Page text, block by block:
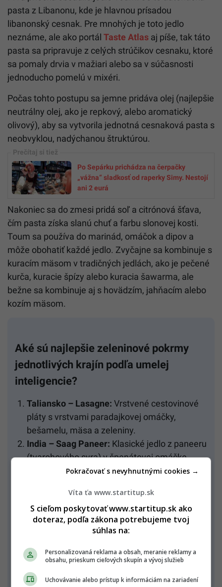
pasta z Libanonu, kde je hlavnou prísadou
libanonský cesnak. Pre mnohých je toto jedlo
neznáme, ale ako portál Taste Atlas aj píše, tak táto
pasta sa pripravuje z celých strúčikov cesnaku, ktoré
sa pomaly drvia v mažiari alebo sa v súčasnosti
jednoducho pomelú v mixéri.
Počas tohto postupu sa jemne pridáva olej (najlepšie
neutrálny olej, ako je repkový, alebo aromatický
olivový), aby sa vytvorila jednotná cesnaková pasta s
neobvyklou, nadýchanou štruktúrou.
Po Sepárku prichádza na čerpačky
„vážna“ sladkosť od raperky Simy. Nestojí
ani 2 eurá
Nakoniec sa do zmesi pridá soľ a citrónová šťava,
čím pasta získa slanú chuť a farbu slonovej kosti.
Toum sa používa do marinád, omáčok a dipov a
môže obohatiť každé jedlo. Zvyčajne sa kombinuje s
kuracím mäsom v tradičných jedlách, ako je pečené
kurča, kuracie špízy alebo kuracia šawarma, ale
bežne sa kombinuje aj s hovädzím, jahňacím alebo
kozím mäsom.
Aké sú najlepšie zeleninové pokrmy
jednotlivých krajín podľa umelej
inteligencie?
Taliansko – Lasagne: Vrstvené cestovinové
pláty s vrstvami paradajkovej omáčky,
bešamelu, mäsa a zeleniny.
India – Saag Paneer: Klasické jedlo z paneeru
(tvarohového syra) v špenátovej omáčke.
Grécko – Moussaka:Pečená vrstvená
bešamelovou omáčkou.
Mexiko – Enchiladas:Tortilly plnené
zeleninovou náplňou a poliate omáčkou z
Japonsko – Yasai Itame:Zeleninová
miešanina na rýchlo orestovaná s často
používanými zeleninami, ako sú mrkva,
Víta ťa www.startitup.sk
S cieľom poskytovať www.startitup.sk ako
doteraz, podľa zákona potrebujeme tvoj
súhlas na:
Personalizovaná reklama a obsah, meranie reklamy a
obsahu, prieskum cieľových skupín a vývoj služieb
Uchovávanie alebo prístup k informáciám na zariadení
Pokračovať s nevyhnutnými cookies →